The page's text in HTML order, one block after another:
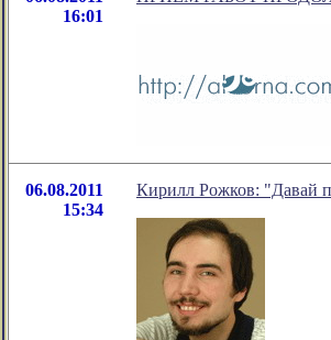
16:01
06.08.2011
15:34
Кирилл Рожков: "Давай